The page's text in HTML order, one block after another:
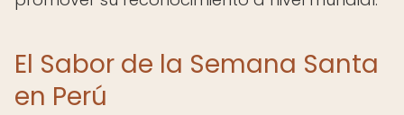
El Sabor de la Semana Santa
en Perú